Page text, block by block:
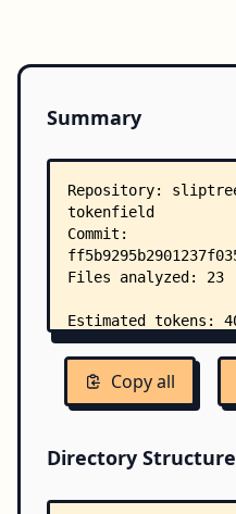
Summary
Copy all
Directory Structure